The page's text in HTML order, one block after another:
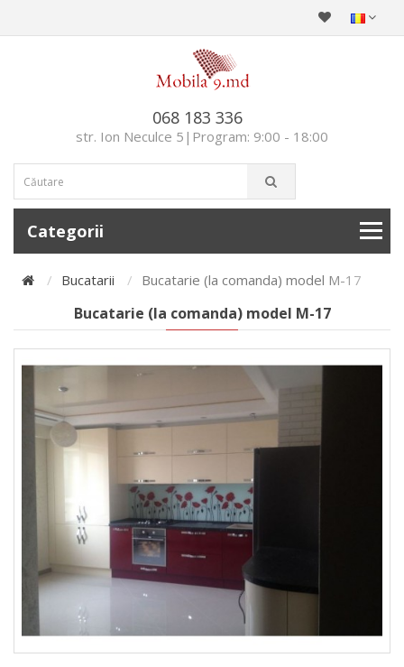
068 183 336
str. Ion Neculce 5|Program: 9:00 - 18:00
Categorii
Bucatarii Bucatarie (la comanda) model М-17
Bucatarie (la comanda) model М-17